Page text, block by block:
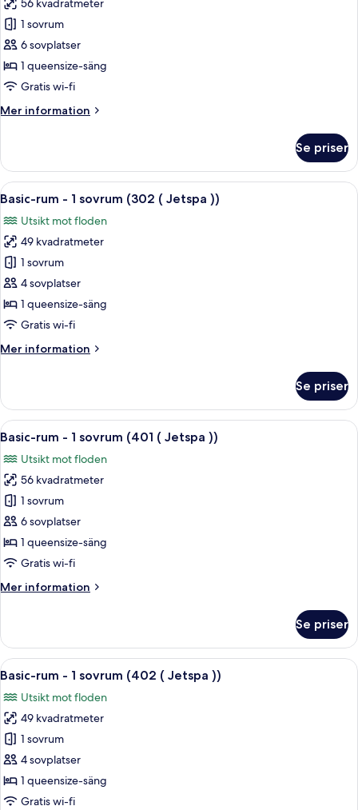
Jetspa
))
för
Basic-
rum
-
1
(301
))
56 kvadratmeter
1 sovrum
6 sovplatser
1 queensize-säng
Gratis wi-fi
Mer information
Mer
rum
1
(301
Jetspa
))
Se priser
Öppna
alla
foton
för
Basic-
rum
-
1
(302
))
Ett modernt hotellrum med en stor
14
Basic-rum - 1 sovrum (302 ( Jetspa ))
Utsikt mot floden
49 kvadratmeter
1 sovrum
4 sovplatser
1 queensize-säng
Gratis wi-fi
Mer information
Mer
rum
1
(302
Jetspa
))
Se priser
Öppna
alla
foton
för
Basic-
rum
-
1
(401
))
Ett badrum med badkar, ett fönster
13
Basic-rum - 1 sovrum (401 ( Jetspa ))
Utsikt mot floden
56 kvadratmeter
1 sovrum
6 sovplatser
1 queensize-säng
Gratis wi-fi
Mer information
Mer
rum
1
(401
Jetspa
))
Se priser
Öppna
alla
foton
för
Basic-
rum
-
1
Ett modernt hotellrum med ett
14
Basic-rum - 1 sovrum (402 ( Jetspa ))
Utsikt mot floden
49 kvadratmeter
1 sovrum
4 sovplatser
1 queensize-säng
Gratis wi-fi